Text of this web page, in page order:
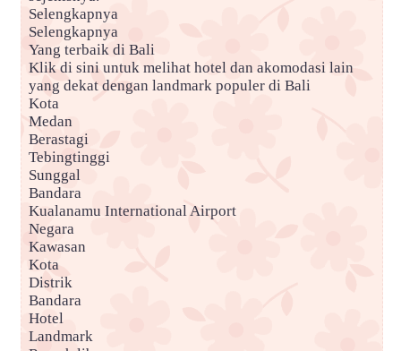
Selengkapnya
Selengkapnya
Yang terbaik di Bali
Klik di sini untuk melihat hotel dan akomodasi lain
yang dekat dengan landmark populer di Bali
Kota
Medan
Berastagi
Tebingtinggi
Sunggal
Bandara
Kualanamu International Airport
Negara
Kawasan
Kota
Distrik
Bandara
Hotel
Landmark